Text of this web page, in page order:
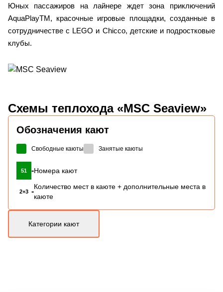
Юных пассажиров на лайнере ждет зона приключений
AquaPlayTM, красочные игровые площадки, созданные в
сотрудничестве с LEGO и Chicco, детские и подростковые
клубы.
Схемы теплохода «MSC Seaview»
Обозначения кают
Свободные каюты Занятые каюты
51 -Номера кают
2+3 -
Количество мест в каюте + дополнительные места в
каюте
Категории кают